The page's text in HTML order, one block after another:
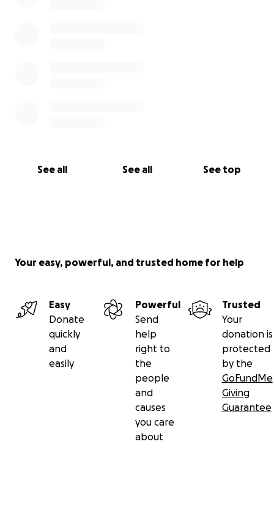
See all See all See top
Your easy, powerful, and trusted home for help
Easy
Donate
quickly
and
easily
Powerful
Send
help
right to
the
people
and
causes
you care
about
Trusted
Your
donation is
protected
by the
GoFundMe
Giving
Guarantee